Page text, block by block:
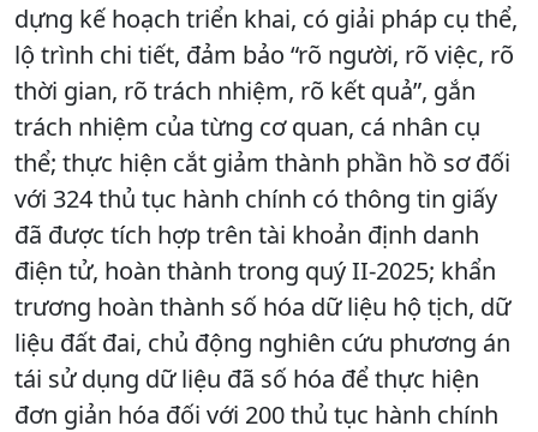
dựng kế hoạch triển khai, có giải pháp cụ thể,
lộ trình chi tiết, đảm bảo “rõ người, rõ việc, rõ
thời gian, rõ trách nhiệm, rõ kết quả”, gắn
trách nhiệm của từng cơ quan, cá nhân cụ
thể; thực hiện cắt giảm thành phần hồ sơ đối
với 324 thủ tục hành chính có thông tin giấy
đã được tích hợp trên tài khoản định danh
điện tử, hoàn thành trong quý II-2025; khẩn
trương hoàn thành số hóa dữ liệu hộ tịch, dữ
liệu đất đai, chủ động nghiên cứu phương án
tái sử dụng dữ liệu đã số hóa để thực hiện
đơn giản hóa đối với 200 thủ tục hành chính